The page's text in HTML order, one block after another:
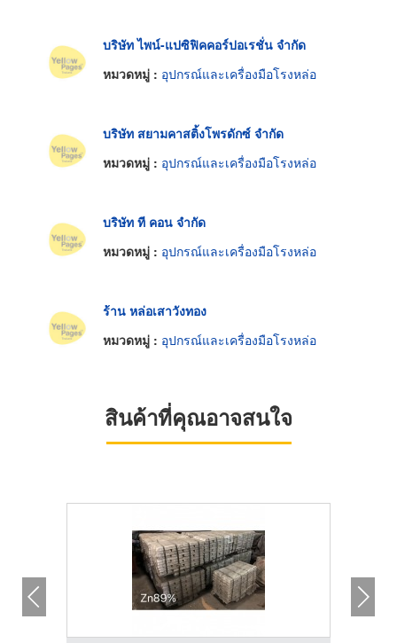
บริษัท ไพน์-แปซิฟิคคอร์ปอเรชั่น จำกัด
หมวดหมู่ : อุปกรณ์และเครื่องมือโรงหล่อ
บริษัท สยามคาสติ้งโพรดักซ์ จำกัด
หมวดหมู่ : อุปกรณ์และเครื่องมือโรงหล่อ
บริษัท ที คอน จำกัด
หมวดหมู่ : อุปกรณ์และเครื่องมือโรงหล่อ
ร้าน หล่อเสาวังทอง
หมวดหมู่ : อุปกรณ์และเครื่องมือโรงหล่อ
สินค้าที่คุณอาจสนใจ